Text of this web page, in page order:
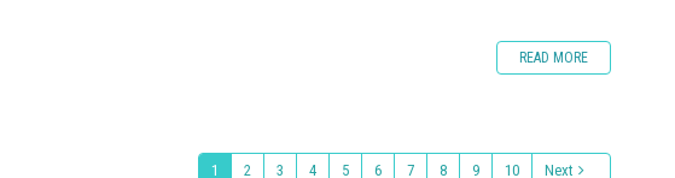
READ MORE
1 2 3 4 5 6 7 8 9 10 Next